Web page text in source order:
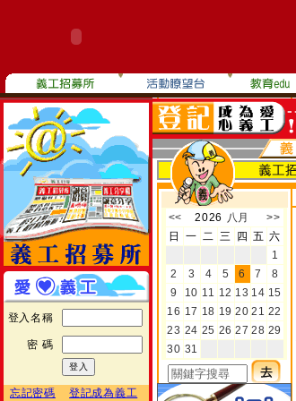
登入名稱
密 碼
忘記密碼 登記成為義工